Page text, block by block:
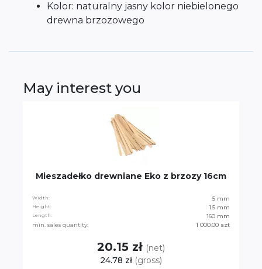
Kolor: naturalny jasny kolor niebielonego
drewna brzozowego
May interest you
Mieszadełko drewniane Eko z brzozy 16cm
Width: 5 mm
Height: 1.5 mm
Length:
160 mm
min. sales quantity:
1 000.00 szt
20.15 zł (net)
24.78 zł (gross)